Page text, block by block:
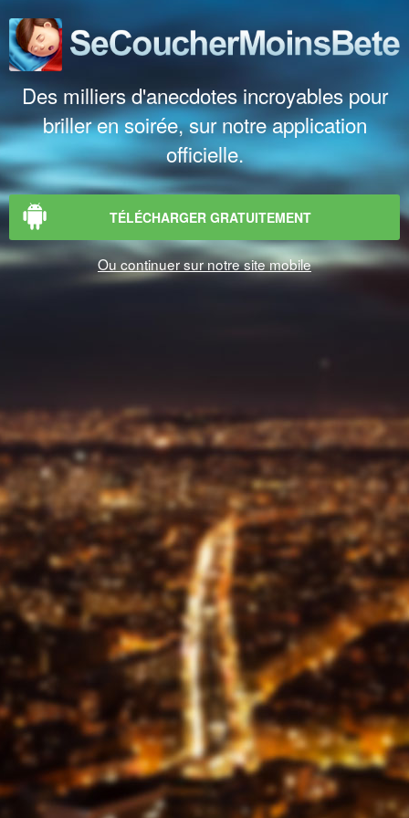
Des milliers d'anecdotes incroyables pour
briller en soirée, sur notre application
officielle.
TÉLÉCHARGER GRATUITEMENT
Ou continuer sur notre site mobile